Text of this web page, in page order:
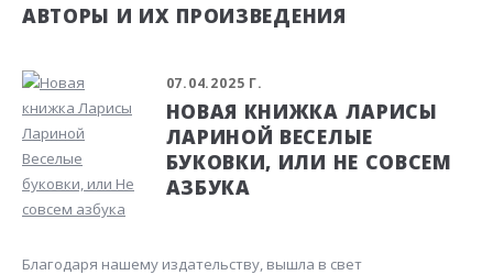
АВТОРЫ И ИХ ПРОИЗВЕДЕНИЯ
07.04.2025 Г.
НОВАЯ КНИЖКА ЛАРИСЫ
ЛАРИНОЙ ВЕСЕЛЫЕ
БУКОВКИ, ИЛИ НЕ СОВСЕМ
АЗБУКА
Благодаря нашему издательству, вышла в свет